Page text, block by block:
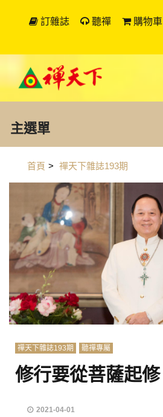
訂雜誌 聽禪 購物車
主選單
首頁 > 禪天下雜誌193期
禪天下雜誌193期 聽禪專屬
修行要從菩薩起修
2021-04-01